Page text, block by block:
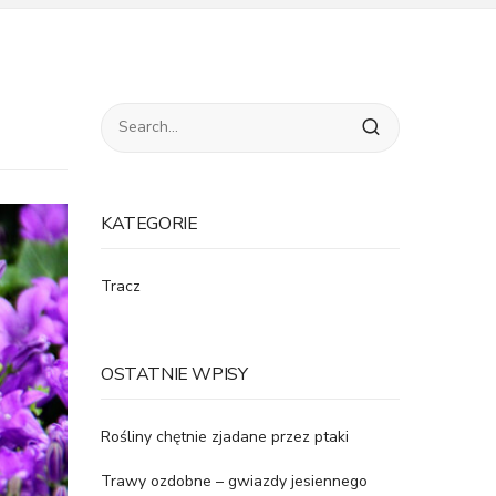
KATEGORIE
Tracz
OSTATNIE WPISY
Rośliny chętnie zjadane przez ptaki
Trawy ozdobne – gwiazdy jesiennego